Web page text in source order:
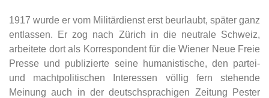
1917 wurde er vom Militärdienst erst beurlaubt, später ganz
entlassen. Er zog nach Zürich in die neutrale Schweiz,
arbeitete dort als Korrespondent für die Wiener Neue Freie
Presse und publizierte seine humanistische, den partei-
und machtpolitischen Interessen völlig fern stehende
Meinung auch in der deutschsprachigen Zeitung Pester